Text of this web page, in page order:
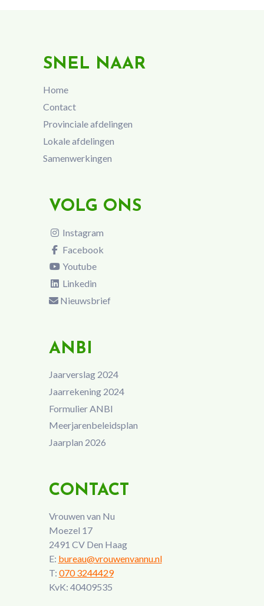
SNEL NAAR
Home
Contact
Provinciale afdelingen
Lokale afdelingen
Samenwerkingen
VOLG ONS
Instagram
Facebook
Youtube
Linkedin
Nieuwsbrief
ANBI
Jaarverslag 2024
Jaarrekening 2024
Formulier ANBI
Meerjarenbeleidsplan
Jaarplan 2026
CONTACT
Vrouwen van Nu
Moezel 17
2491 CV Den Haag
E: bureau@vrouwenvannu.nl
T: 070 3244429
KvK: 40409535